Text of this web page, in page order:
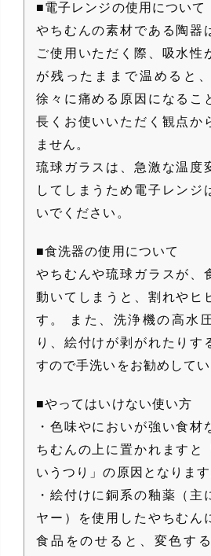
■電子レンジの使用について
やちむんの素材である陶器
ご使用いただく際、吸水性
が残ったままで温めると
徐々に痛める原因になるこ
長くお使いいただく観点か
ません。
琉球ガラスは、急激な温度
してしまうため電子レンジ
いでください。
■食洗器の使用について
やちむんや琉球ガラスが、
動いてしまうと、割れやヒ
す。 また、洗浄機の高水
り、絵付けが剥がれたりす
すので手洗いをお勧めしてい
■やってはいけない使い方
・色味やにおいが強い食材
ちむんの上に置かれますと
いうつり」の原因となります
・絵付けに銅系の釉薬（主
ヤー）を使用したやちむん
食品をのせると、変色す